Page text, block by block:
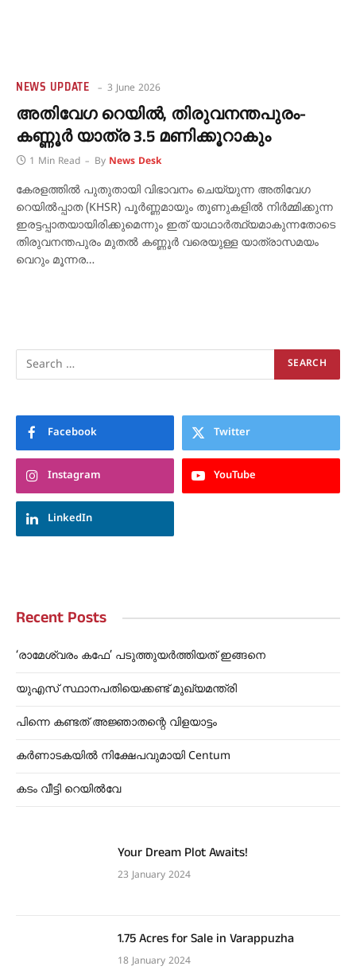
NEWS UPDATE 3 June 2026
അതിവേഗ റെയിൽ, തിരുവനന്തപുരം-
കണ്ണൂർ യാത്ര 3.5 മണിക്കൂറാകും
1 Min Read By News Desk
കേരളത്തിൽ പുതുതായി വിഭാവനം ചെയ്യുന്ന അതിവേഗ
റെയിൽപ്പാത (KHSR) പൂർണ്ണമായും തൂണുകളിൽ നിർമ്മിക്കുന്ന
ഇരട്ടപ്പാതയായിരിക്കുമെന്നും ഇത് യാഥാർത്ഥ്യമാകുന്നതോടെ
തിരുവനന്തപുരം മുതൽ കണ്ണൂർ വരെയുള്ള യാത്രാസമയം
വെറും മൂന്നര…
Facebook Twitter
Instagram YouTube
LinkedIn
Recent Posts
‘രാമേശ്വരം കഫേ’ പടുത്തുയർത്തിയത് ഇങ്ങനെ
യുഎസ് സ്ഥാനപതിയെക്കണ്ട് മുഖ്യമന്ത്രി
പിന്നെ കണ്ടത് അജ്ഞാതന്റെ വിളയാട്ടം
കർണാടകയിൽ നിക്ഷേപവുമായി Centum
കടം വീട്ടി റെയിൽവേ
Your Dream Plot Awaits!
23 January 2024
1.75 Acres for Sale in Varappuzha
18 January 2024